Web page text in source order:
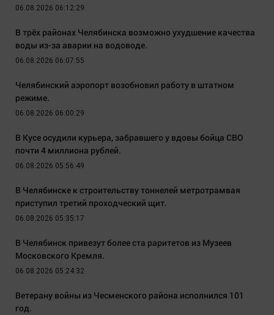
06.08.2026 06:12:29
В трёх районах Челябинска возможно ухудшение качества
воды из-за аварии на водоводе.
06.08.2026 06:07:55
Челябинский аэропорт возобновил работу в штатном
режиме.
06.08.2026 06:00:29
В Кусе осудили курьера, забравшего у вдовы бойца СВО
почти 4 миллиона рублей.
06.08.2026 05:56:49
В Челябинске к строительству тоннелей метротрамвая
приступил третий проходческий щит.
06.08.2026 05:35:17
В Челябинск привезут более ста раритетов из Музеев
Московского Кремля.
06.08.2026 05:24:32
Ветерану войны из Чесменского района исполнился 101
год.